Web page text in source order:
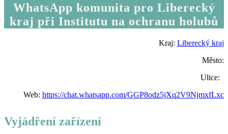
WhatsApp komunita pro Liberecký
kraj při Institutu na ochranu holubů
Kraj: Liberecký kraj
Město:
Ulice:
Web: https://chat.whatsapp.com/GGP8odz5jXq2V9NjmxfLxc
Vyjádření zařízení